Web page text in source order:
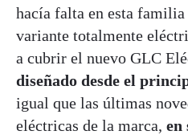
hacía falta en esta
variante totalmente
a cubrir el nuevo GLC
diseñado desde el
igual que las últimas
eléctricas de la marca, en